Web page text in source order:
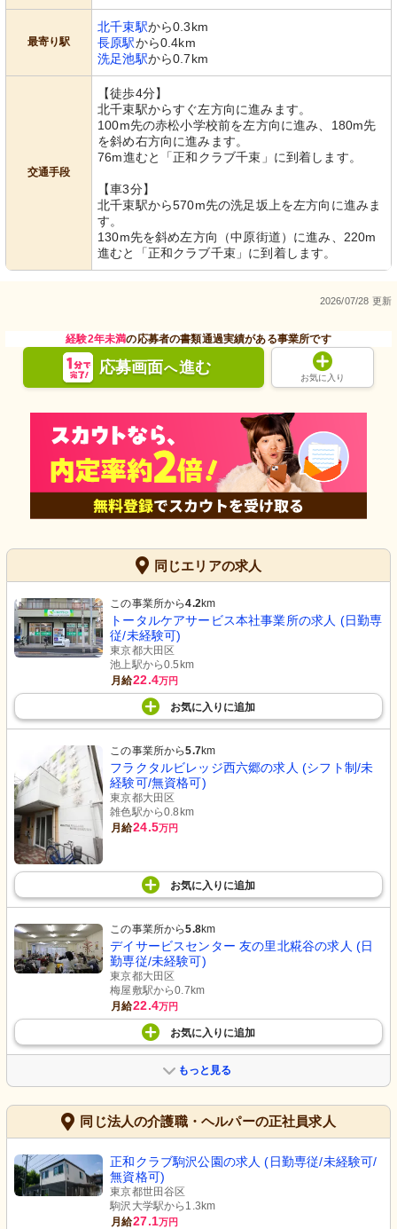
最寄り駅
北千束駅から0.3km
長原駅から0.4km
洗足池駅から0.7km
交通手段
【徒歩4分】
北千束駅からすぐ左方向に進みます。
100m先の赤松小学校前を左方向に進み、180m先
を斜め右方向に進みます。
76m進むと「正和クラブ千束」に到着します。
【車3分】
北千束駅から570m先の洗足坂上を左方向に進みま
す。
130m先を斜め左方向（中原街道）に進み、220m
進むと「正和クラブ千束」に到着します。
2026/07/28 更新
経験2年未満の応募者の書類通過実績がある事業所です
応募画面へ進む
お気に入り
同じエリアの求人
この事業所から4.2km
トータルケアサービス本社事業所の求人 (日勤専
従/未経験可)
東京都大田区
池上駅から0.5km
月給22.4万円
お気に入り に追加
この事業所から5.7km
フラクタルビレッジ西六郷の求人 (シフト制/未
経験可/無資格可)
東京都大田区
雑色駅から0.8km
月給24.5万円
お気に入り に追加
この事業所から5.8km
デイサービスセンター 友の里北糀谷の求人 (日
勤専従/未経験可)
東京都大田区
梅屋敷駅から0.7km
月給22.4万円
お気に入り に追加
もっと見る
同じ法人の介護職・ヘルパーの正社員求人
正和クラブ駒沢公園の求人 (日勤専従/未経験可/
無資格可)
東京都世田谷区
駒沢大学駅から1.3km
月給27.1万円